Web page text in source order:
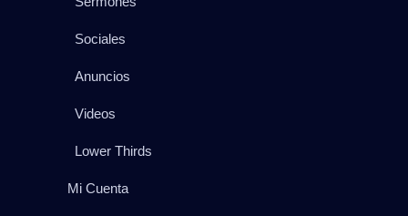
Sociales
Anuncios
Videos
Lower Thirds
Mi Cuenta